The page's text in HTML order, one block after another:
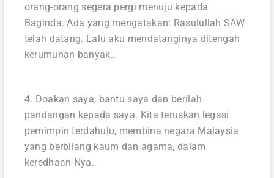
orang-orang segera pergi menuju kepada
Baginda. Ada yang mengatakan: Rasulullah SAW
telah datang. Lalu aku mendatanginya ditengah
kerumunan banyak..
4. Doakan saya, bantu saya dan berilah
pandangan kepada saya. Kita teruskan legasi
pemimpin terdahulu, membina negara Malaysia
yang berbilang kaum dan agama, dalam
keredhaan-Nya. ⁣